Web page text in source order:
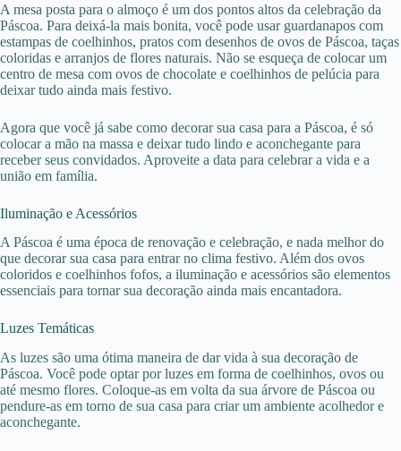
A mesa posta para o almoço é um dos pontos altos da celebração da
Páscoa. Para deixá-la mais bonita, você pode usar guardanapos com
estampas de coelhinhos, pratos com desenhos de ovos de Páscoa, taças
coloridas e arranjos de flores naturais. Não se esqueça de colocar um
centro de mesa com ovos de chocolate e coelhinhos de pelúcia para
deixar tudo ainda mais festivo.
Agora que você já sabe como decorar sua casa para a Páscoa, é só
colocar a mão na massa e deixar tudo lindo e aconchegante para
receber seus convidados. Aproveite a data para celebrar a vida e a
união em família.
Iluminação e Acessórios
A Páscoa é uma época de renovação e celebração, e nada melhor do
que decorar sua casa para entrar no clima festivo. Além dos ovos
coloridos e coelhinhos fofos, a iluminação e acessórios são elementos
essenciais para tornar sua decoração ainda mais encantadora.
Luzes Temáticas
As luzes são uma ótima maneira de dar vida à sua decoração de
Páscoa. Você pode optar por luzes em forma de coelhinhos, ovos ou
até mesmo flores. Coloque-as em volta da sua árvore de Páscoa ou
pendure-as em torno de sua casa para criar um ambiente acolhedor e
aconchegante.